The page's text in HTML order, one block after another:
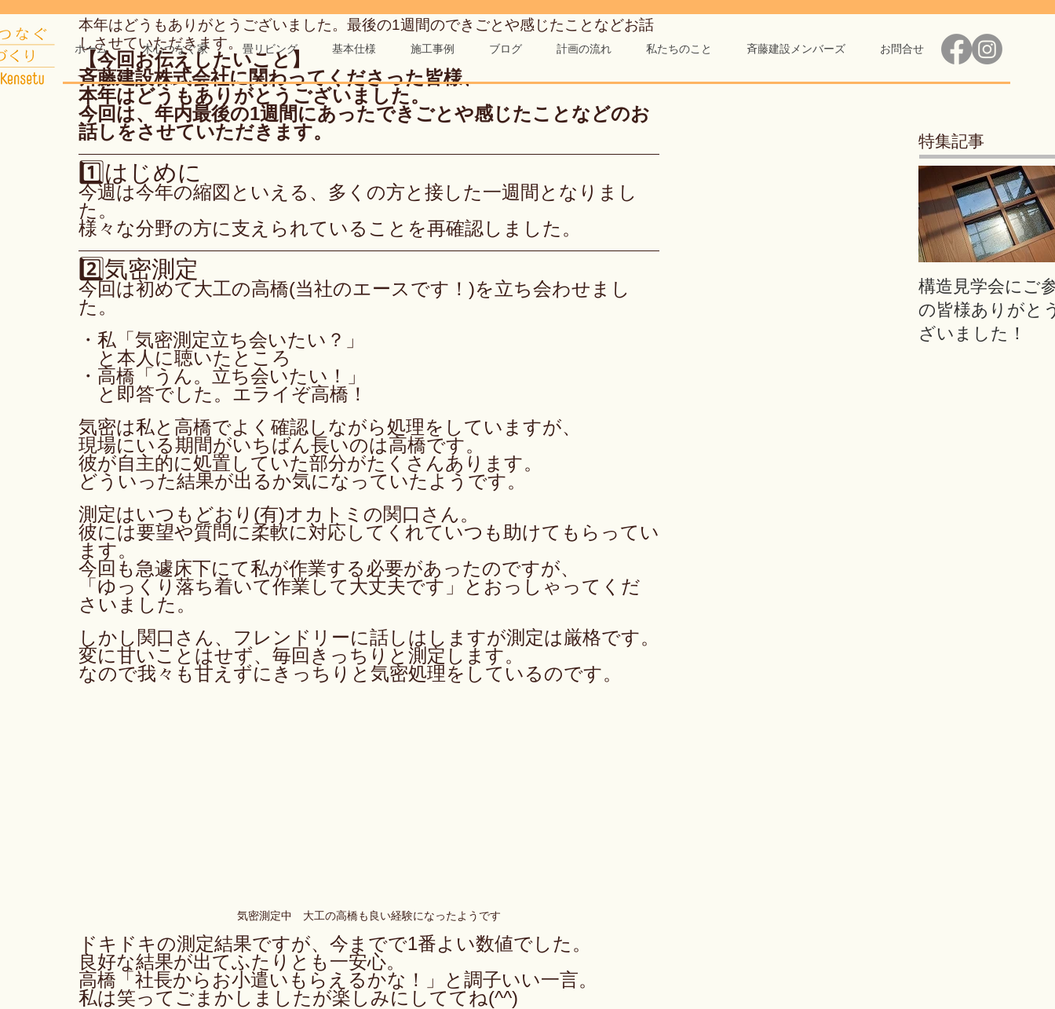
ホーム 木心つなぐ家 畳リビング 基本仕様 施工事例 ブログ 計画の流れ 私たちのこと 斉藤建設メンバーズ お問合せ
本年はどうもありがとうございました。最後の1週間のできごとや感じたことなどお話
しさせていただきます。
【今回お伝えしたいこと】
斉藤建設株式会社に関わってくださった皆様、
本年はどうもありがとうございました。
今回は、年内最後の1週間にあったできごとや感じたことなどのお
話しをさせていただきます。
1️⃣はじめに
今週は今年の縮図といえる、多くの方と接した一週間となりまし
た。
様々な分野の方に支えられていることを再確認しました。
2️⃣気密測定
今回は初めて大工の高橋(当社のエースです！)を立ち会わせまし
た。
・私「気密測定立ち会いたい？」
と本人に聴いたところ
・高橋「うん。立ち会いたい！」
と即答でした。エライぞ高橋！
気密は私と高橋でよく確認しながら処理をしていますが、
現場にいる期間がいちばん長いのは高橋です。
彼が自主的に処置していた部分がたくさんあります。
どういった結果が出るか気になっていたようです。
測定はいつもどおり(有)オカトミの関口さん。
彼には要望や質問に柔軟に対応してくれていつも助けてもらってい
ます。
今回も急遽床下にて私が作業する必要があったのですが、
「ゆっくり落ち着いて作業して大丈夫です」とおっしゃってくだ
さいました。
しかし関口さん、フレンドリーに話しはしますが測定は厳格です。
変に甘いことはせず、毎回きっちりと測定します。
なので我々も甘えずにきっちりと気密処理をしているのです。
気密測定中　大工の高橋も良い経験になったようです
ドキドキの測定結果ですが、今までで1番よい数値でした。
良好な結果が出てふたりとも一安心。
高橋「社長からお小遣いもらえるかな！」と調子いい一言。
私は笑ってごまかしましたが楽しみにしててね(^^)
特集記事
構造見学会にご
の皆様ありがと
ざいました！